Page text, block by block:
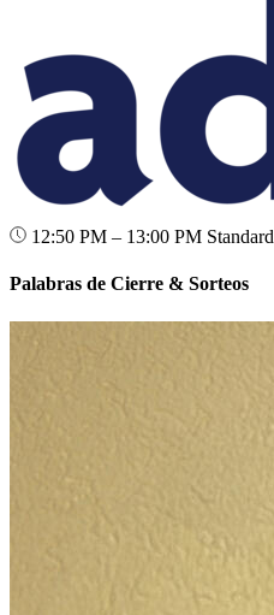
12:50 PM – 13:00 PM Standard
Palabras de Cierre & Sorteos